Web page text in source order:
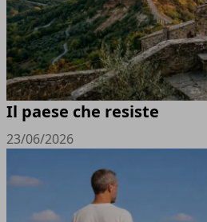
Il paese che resiste
23/06/2026